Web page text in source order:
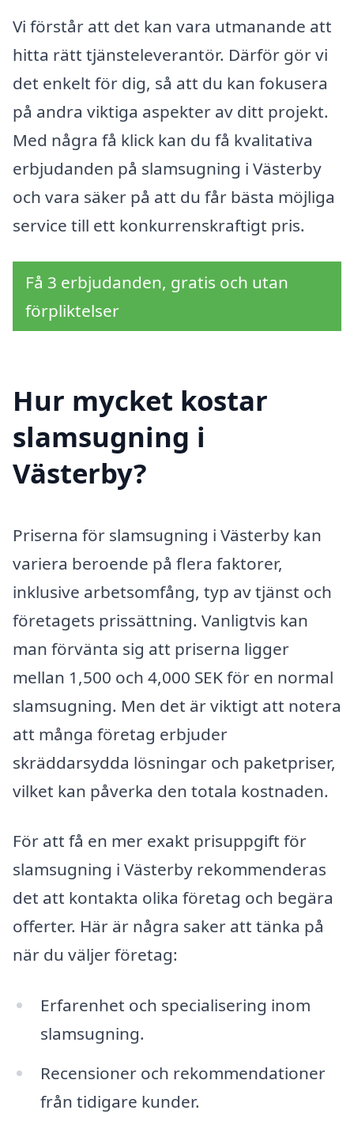
Vi förstår att det kan vara utmanande att
hitta rätt tjänsteleverantör. Därför gör vi
det enkelt för dig, så att du kan fokusera
på andra viktiga aspekter av ditt projekt.
Med några få klick kan du få kvalitativa
erbjudanden på slamsugning i Västerby
och vara säker på att du får bästa möjliga
service till ett konkurrenskraftigt pris.
Få 3 erbjudanden, gratis och utan
förpliktelser
Hur mycket kostar
slamsugning i
Västerby?
Priserna för slamsugning i Västerby kan
variera beroende på flera faktorer,
inklusive arbetsomfång, typ av tjänst och
företagets prissättning. Vanligtvis kan
man förvänta sig att priserna ligger
mellan 1,500 och 4,000 SEK för en normal
slamsugning. Men det är viktigt att notera
att många företag erbjuder
skräddarsydda lösningar och paketpriser,
vilket kan påverka den totala kostnaden.
För att få en mer exakt prisuppgift för
slamsugning i Västerby rekommenderas
det att kontakta olika företag och begära
offerter. Här är några saker att tänka på
när du väljer företag:
Erfarenhet och specialisering inom
slamsugning.
Recensioner och rekommendationer
från tidigare kunder.